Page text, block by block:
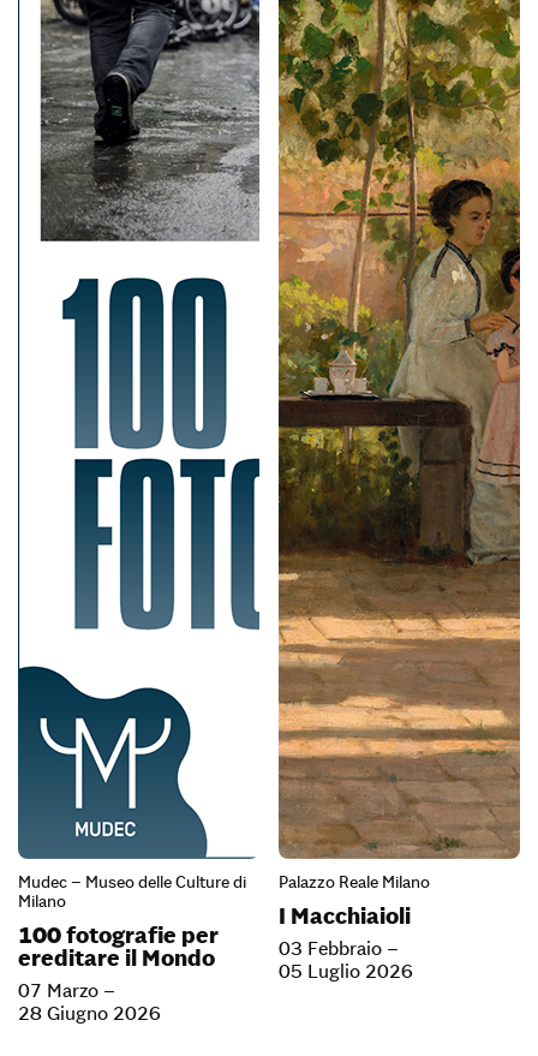
Mudec – Museo delle Culture di
Milano
100 fotografie per
ereditare il Mondo
07 Marzo –
28 Giugno 2026
Palazzo Reale Milano
I Macchiaioli
03 Febbraio –
05 Luglio 2026